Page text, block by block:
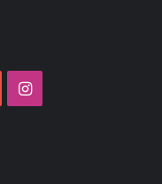
YouTubeInstagram